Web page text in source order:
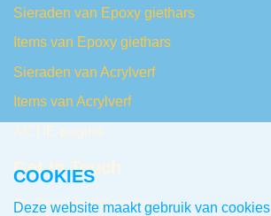
Sieraden van Epoxy giethars
Items van Epoxy giethars
Sieraden van Acrylverf
Items van Acrylverf
ACTIE-pagina
Get In Touch
Snackeys Creaties
COOKIES
Deze website maakt gebruik van cookies